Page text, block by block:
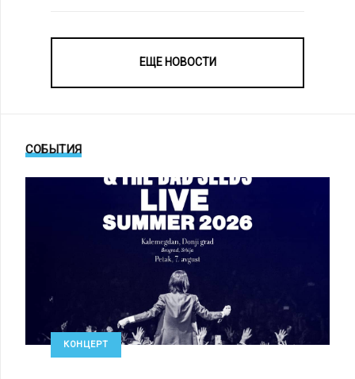
ЕЩЕ НОВОСТИ
СОБЫТИЯ
КОНЦЕРТ